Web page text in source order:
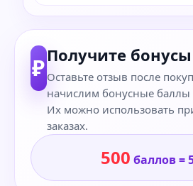
₽Получите
Оставьте отзыв после
начислим бонусные баллы
Их можно использовать
заказах.
500 баллов =